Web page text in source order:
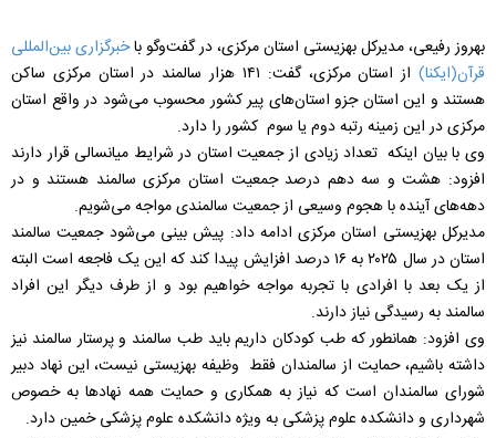
بهروز رفیعی، مدیرکل بهزیستی استان مرکزی، در گفت‌وگو باخبرگزاری بین‌المللی
قرآن(ایکنا)
از استان مرکزی، گفت: ۱۴۱ هزار سالمند در استان مرکزی ساکن
هستند و این استان جزو استان‌های پیر کشور محسوب می‌شود در واقع استان
مرکزی در این زمینه رتبه دوم یا سوم کشور را دارد.
وی با بیان اینکه تعداد زیادی از جمعیت استان در شرایط میانسالی قرار دارند
افزود: هشت و سه دهم درصد جمعیت استان مرکزی سالمند هستند و در
دهه‌های آینده با هجوم وسیعی از جمعیت سالمندی مواجه می‌شویم.
مدیرکل بهزیستی استان مرکزی ادامه داد: پیش بینی می‌شود جمعیت سالمند
استان در سال ۲۰۲۵ به ۱۶ درصد افزایش پیدا کند که این یک فاجعه است البته
از یک بعد با افرادی با تجربه مواجه خواهیم بود و از طرف دیگر این افراد
سالمند به رسیدگی نیاز دارند.
وی افزود: همانطور که طب کودکان داریم باید طب سالمند و پرستار سالمند نیز
داشته باشیم، حمایت از سالمندان فقط وظیفه بهزیستی نیست، این نهاد دبیر
شورای سالمندان است که نیاز به همکاری و حمایت همه نهادها به خصوص
شهرداری و دانشکده علوم پزشکی به ویژه دانشکده علوم پزشکی خمین دارد.